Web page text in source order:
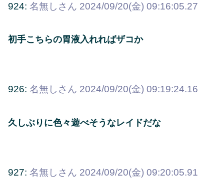
924: 名無しさん 2024/09/20(金) 09:16:05.27
初手こちらの胃液入れればザコか
926: 名無しさん 2024/09/20(金) 09:19:24.16
久しぶりに色々遊べそうなレイドだな
927: 名無しさん 2024/09/20(金) 09:20:05.91